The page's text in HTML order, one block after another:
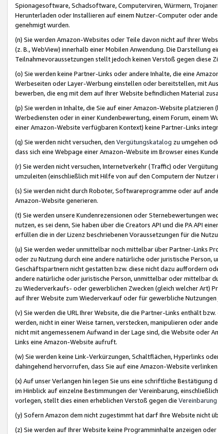
Spionagesoftware, Schadsoftware, Computerviren, Würmern,
Herunterladen oder Installieren auf einem Nutzer-Computer oder
genehmigt wurden.
(n) Sie werden Amazon-Websites oder Teile davon nicht auf Ihrer
(z. B., WebView) innerhalb einer Mobilen Anwendung. Die Darstellung
Teilnahmevoraussetzungen stellt jedoch keinen Verstoß gegen diese
(o) Sie werden keine Partner-Links oder andere Inhalte, die eine
Werbeseiten oder Layer-Werbung einstellen oder bereitstellen, mit
bewerben, die eng mit dem auf Ihrer Website befindlichen Material
(p) Sie werden in Inhalte, die Sie auf einer Amazon-Website
Werbediensten oder in einer Kundenbewertung, einem Forum, einem
einer Amazon-Website verfügbaren Kontext) keine Partner-Links
(q) Sie werden nicht versuchen, den Vergütungskatalog zu umgehen
dass sich eine Webpage einer Amazon-Website im Browser eines
(r) Sie werden nicht versuchen, Internetverkehr (Traffic) oder
umzuleiten (einschließlich mit Hilfe von auf den Computern der
(s) Sie werden nicht durch Roboter, Softwareprogramme oder auf
Amazon-Website generieren.
(t) Sie werden unsere Kundenrezensionen oder Sternebewertungen
nutzen, es sei denn, Sie haben über die Creators API und die PA API
erfüllen die in der Lizenz beschriebenen Voraussetzungen für die
(u) Sie werden weder unmittelbar noch mittelbar über Partner-Links
oder zu Nutzung durch eine andere natürliche oder juristische
Geschäftspartnern nicht gestatten bzw. diese nicht dazu auffordern
andere natürliche oder juristische Person, unmittelbar oder mittelbar
zu Wiederverkaufs- oder gewerblichen Zwecken (gleich welcher Art)
auf Ihrer Website zum Wiederverkauf oder für gewerbliche
(v) Sie werden die URL Ihrer Website, die die Partner-Links enthält
werden, nicht in einer Weise tarnen, verstecken, manipulieren oder
nicht mit angemessenem Aufwand in der Lage sind, die Website oder
Links eine Amazon-Website aufruft.
(w) Sie werden keine Link-Verkürzungen, Schaltflächen, Hyperlinks
dahingehend hervorrufen, dass Sie auf eine Amazon-Website
(x) Auf unser Verlangen hin legen Sie uns eine schriftliche
im Hinblick auf einzelne Bestimmungen der Vereinbarung,
vorlegen, stellt dies einen erheblichen Verstoß gegen die Vereinbarung
(y) Sofern Amazon dem nicht zugestimmt hat darf Ihre Website nicht
(z) Sie werden auf Ihrer Website keine Programminhalte anzeigen